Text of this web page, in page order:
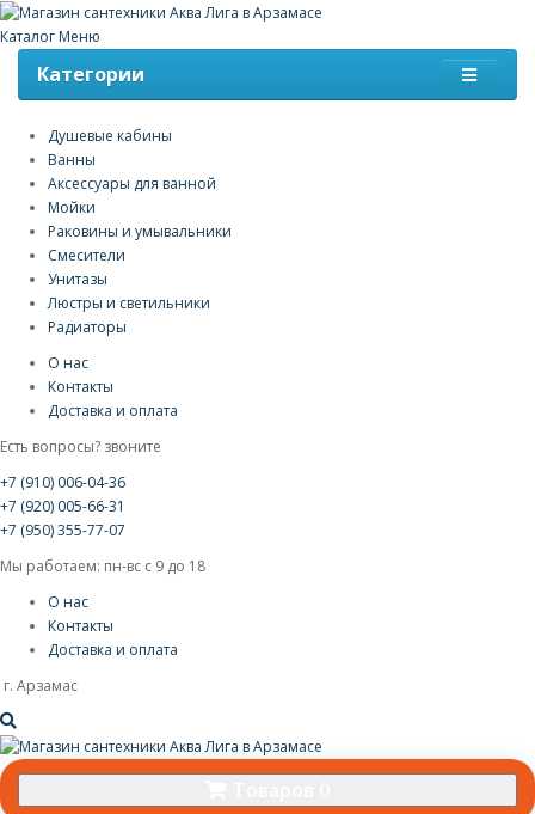
Каталог Меню
Категории
Душевые кабины
Ванны
Аксессуары для ванной
Мойки
Раковины и умывальники
Смесители
Унитазы
Люстры и светильники
Радиаторы
О нас
Контакты
Доставка и оплата
Есть вопросы? звоните
+7 (910) 006-04-36
+7 (920) 005-66-31
+7 (950) 355-77-07
Мы работаем: пн-вс с 9 до 18
О нас
Контакты
Доставка и оплата
г. Арзамас